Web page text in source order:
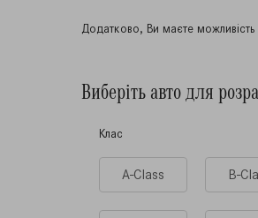
Додатково, Ви маєте можливість
Виберiть авто для
Клас
A-Class B-